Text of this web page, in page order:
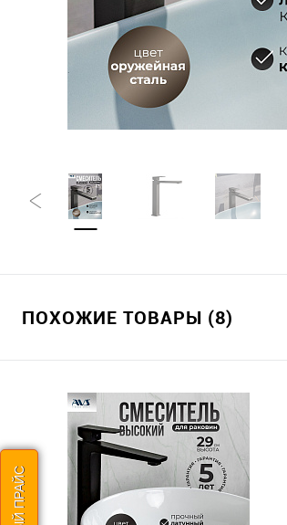
ПОХОЖИЕ ТОВАРЫ (8)